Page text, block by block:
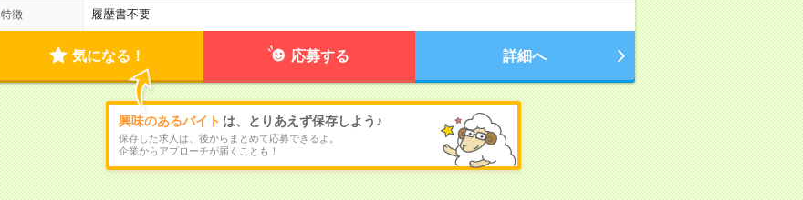
特徴 履歴書不要
気になる！ 応募する 詳細へ
興味のあるバイト は、とりあえず保存しよう♪
保存した求人は、後からまとめて応募できるよ。
企業からアプローチが届くことも！